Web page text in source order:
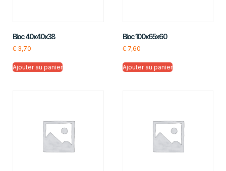
Bloc 40x40x38
€ 3,70
Ajouter au panier
Bloc 100x65x60
€7,60
Ajouter au panier